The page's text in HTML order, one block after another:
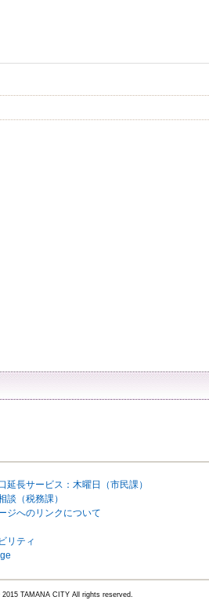
延長サービス：木曜日（市民課）
談（税務課）
ジへのリンクについて
リティ
TAMANA CITY All rights reserved.